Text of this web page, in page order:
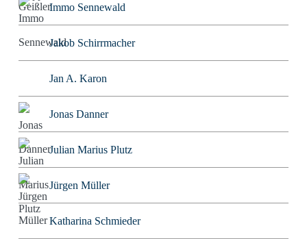
Immo Sennewald
Jakob Schirrmacher
Jan A. Karon
Jonas Danner
Julian Marius Plutz
Jürgen Müller
Katharina Schmieder